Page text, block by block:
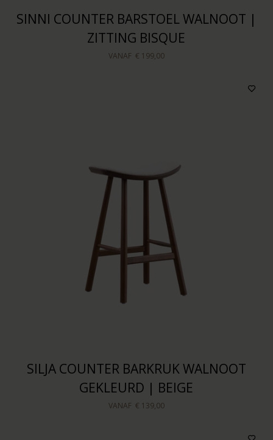
SINNI COUNTER BARSTOEL WALNOOT |
ZITTING BISQUE
VANAF € 199,00
SILJA COUNTER BARKRUK WALNOOT
GEKLEURD | BEIGE
VANAF € 139,00